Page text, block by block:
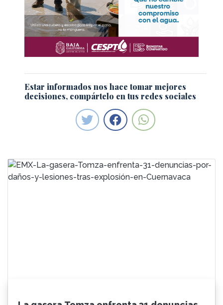
Estar informados nos hace tomar mejores
decisiones, compártelo en tus redes sociales